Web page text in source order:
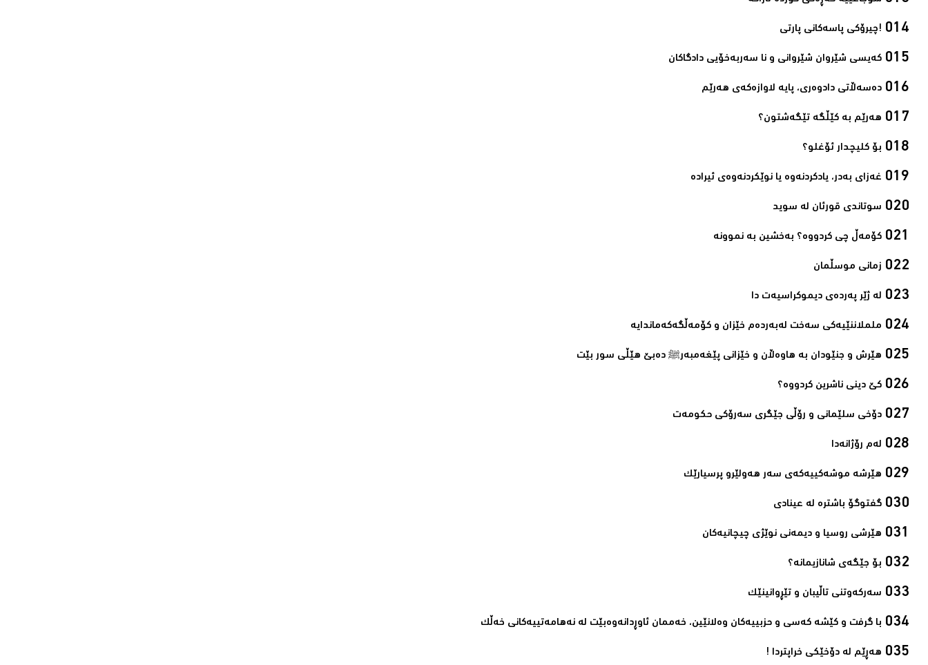
!چیرۆکی پاسەکانی پارتی‌
کەیسی شێروان شێروانی و نا سەربەخۆیی دادگاکان‌
دەسەڵاتی دادوەری، پایه‌ لاوازه‌كەی هه‌رێم‌
ھەرێم بە کێڵگە تێگەشتون؟‌
بۆ کلیچدار ئۆغلو؟‌
غەزای بەدر، یادکردنەوە یا نوێکردنەوەی ئیرادە‌
سوتاندى قورئان لە سوید‌
کۆمەڵ چی کردووە؟ بەخشین بە نموونە‌
زمانی موسڵمان‌
لە ژێر پەردەی دیموکراسیەت دا‌
ململاننێیەكی سەخت لەبەردەم خێزان و كۆمەڵگەكەماندایە‌
ھێرش و جنێودان بە ھاوەڵان و خێزانی پێغەمبەرﷺ دەبێ ھێڵی سور بێت‌
کێ دینی ناشرین کردووە؟ ‌
دۆخی سلێمانی و رۆڵی جێگری سەرۆکی حکومەت‌
لەم رۆژانەدا ‌
هێرشە موشەکییەکەی سەر هەولێرو پرسیارێک‌
گفتوگۆ باشترە لە عینادی‌
ھێرشی روسیا و دیمەنی نوێژی چیچانیەکان‌
بۆ جێگەی شانازیمانە؟‌
سەرکەوتنی تاڵیبان و تێڕوانینێک‌
با گرفت و كێشه‌ كه‌سی و حزبییه‌كان وه‌لانێین، خه‌ممان ئاوڕدانه‌وه‌بێت له‌ نه‌هامه‌تییه‌كانی خه‌ڵك‌
ھەڕێم لە دۆخێکی خراپتردا !‌